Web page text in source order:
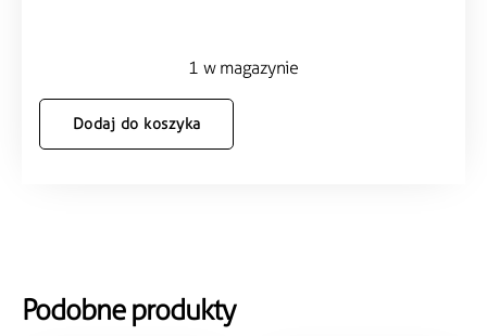
1 w magazynie
Dodaj do koszyka
Podobne produkty